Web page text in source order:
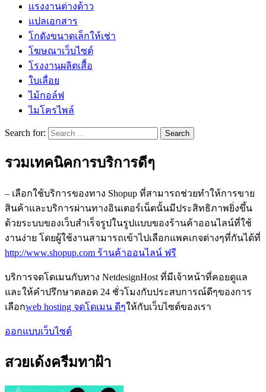
เเรงงานต่างด้าว
แปลเอกสาร
โกดังขนาดเล็กให้เช่า
โฆษณาเว็บไซต์
โรงงานผลิตเสื้อ
ใบเลื่อย
ไม้กอล์ฟ
ไมโครไพล์
Search for:
รวมเทคนิคการบริการดีๆ
– เลือกใช้บริการของทาง Shopup ที่สามารถช่วยทำให้การขาย
สินค้าและบริการผ่านทางอินเตอร์เน็ตนั้นมีประสิทธิภาพยิ่งขึ้น
ด้วยระบบของเว็บสำเร็จรูปในรูปแบบของร้านค้าออนไลน์ที่ใช้
งานง่าย โดยผู้ใช้งานสามารถเข้าไปเลือกแพคเกจต่างๆที่กันได้ที่
http://www.shopup.com ร้านค้าออนไลน์ ฟรี
บริการจดโดเมนกับทาง NetdesignHost ที่มีเจ้าหน้าที่คอยดูแล
และให้คำปรึกษาตลอด 24 ชั่วโมงกับประสบการณ์ดีๆของการ
เลือกweb hosting จดโดเมน ดีๆให้กับเว็บไซต์ของเรา
ออกแบบเว็บไซต์
สวยเด้งครีมทาฝ้า